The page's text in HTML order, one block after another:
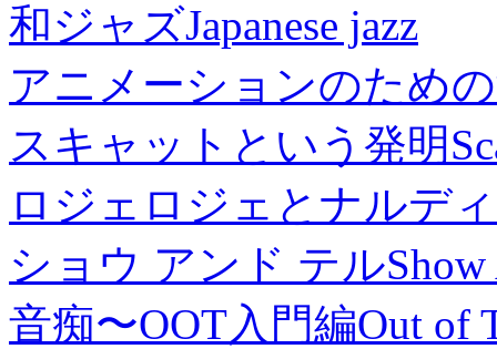
和ジャズJapanese jazz
アニメーションのため
スキャットという発明
ロジェロジェとナルデ
ショウ アンド テル
音痴〜OOT入門編Out of